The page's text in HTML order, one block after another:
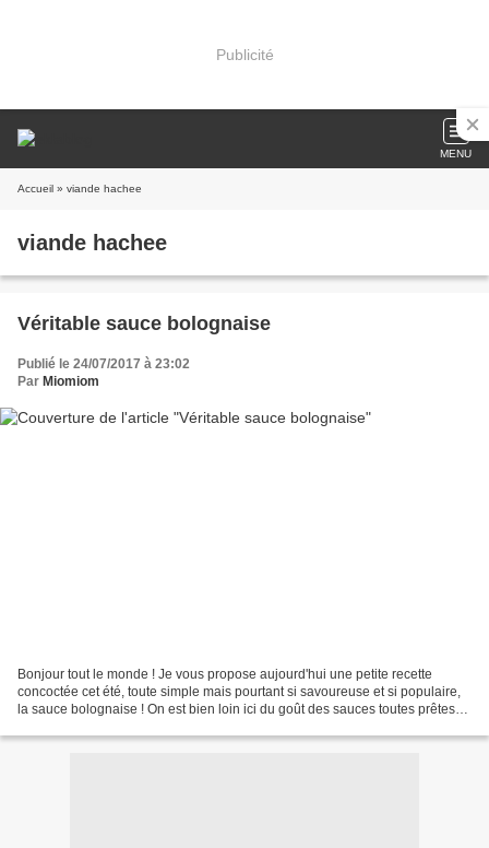
Publicité
MENU
Accueil » viande hachee
viande hachee
Véritable sauce bolognaise
Publié le 24/07/2017 à 23:02
Par Miomiom
Bonjour tout le monde ! Je vous propose aujourd'hui une petite recette
concoctée cet été, toute simple mais pourtant si savoureuse et si populaire,
la sauce bolognaise ! On est bien loin ici du goût des sauces toutes prêtes